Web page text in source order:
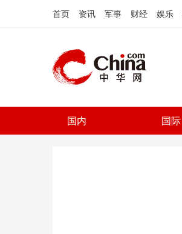
首页 资讯 军事 财经 娱乐
国内 国际